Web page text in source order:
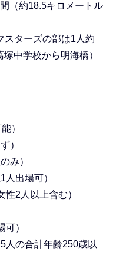
（約18.5キロメートル
スターズの部は1人約
中学校から明海橋）
）
）
み）
人出場可）
性2人以上含む）
可）
人の合計年齢250歳以